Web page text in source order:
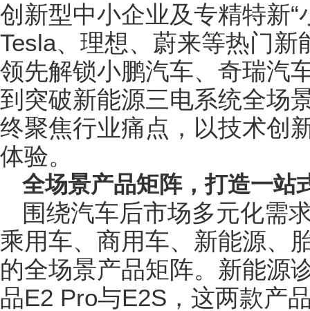
创新型中小企业及专精特新
Tesla、理想、蔚来等热门
领先解锁小鹏汽车、奇瑞汽
到突破新能源三电系统全场
终聚焦行业痛点，以技术创
体验。
全场景产品矩阵，打造一站
围绕汽车后市场多元化需
乘用车、商用车、新能源、
的全场景产品矩阵。新能源
品E2 Pro与E2S，这两款产